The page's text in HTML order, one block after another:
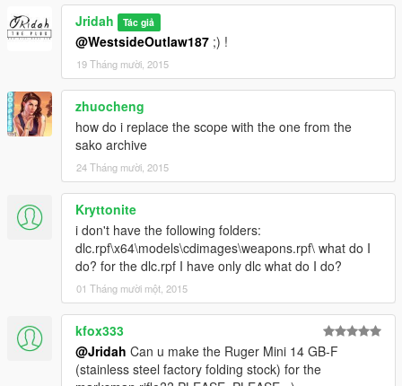
Jridah Tác giả
@WestsideOutlaw187 ;) !
19 Tháng mười, 2015
zhuocheng
how do i replace the scope with the one from the
sako archive
24 Tháng mười, 2015
Kryttonite
i don't have the following folders:
dlc.rpf\x64\models\cdimages\weapons.rpf\ what do I
do? for the dlc.rpf I have only dlc what do I do?
01 Tháng mười một, 2015
kfox333
@Jridah Can u make the Ruger Mini 14 GB-F
(stainless steel factory folding stock) for the